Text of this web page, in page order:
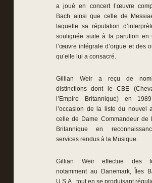
a joué en concert l’œuvre
Bach ainsi que celle de
laquelle sa réputation
soulignée suite à la parution en
l’œuvre intégrale d’orgue et des
qu’elle lui a consacré.
Gillian Weir a reçu de
distinctions dont le CBE
l’Empire Britannique) en
l’occasion de la liste du nouvel
celle de Dame Commandeur de
Britannique en
services rendus à la Musique.
Gillian Weir effectue des
notamment au Danemark, Îles
U.S.A., tout en se produisant